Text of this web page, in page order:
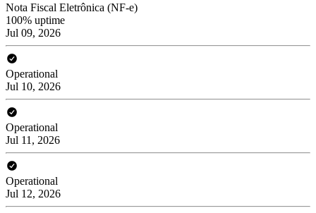
Nota Fiscal Eletrônica (NF-e)
100% uptime
Jul 09, 2026
Operational
Jul 10, 2026
Operational
Jul 11, 2026
Operational
Jul 12, 2026